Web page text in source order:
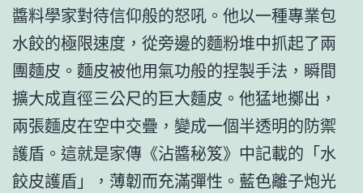
醬料學家對待信仰般的怒吼。他以一種專業包
水餃的極限速度，從旁邊的麵粉堆中抓起了兩
團麵皮。麵皮被他用氣功般的捏製手法，瞬間
擴大成直徑三公尺的巨大麵皮。他猛地擲出，
兩張麵皮在空中交疊，變成一個半透明的防禦
護盾。這就是家傳《沾醬秘笈》中記載的「水
餃皮護盾」，薄韌而充滿彈性。藍色離子炮光